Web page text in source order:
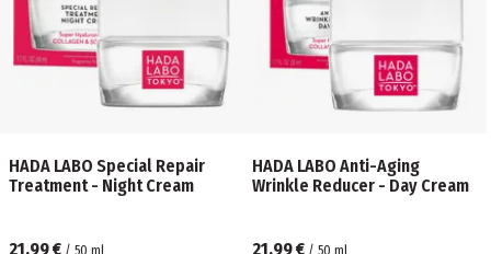
HADA LABO Special Repair
Treatment - Night Cream
21,99 € / 50 ml
HADA LABO Anti-Aging
Wrinkle Reducer - Day Cream
21,99 € / 50 ml